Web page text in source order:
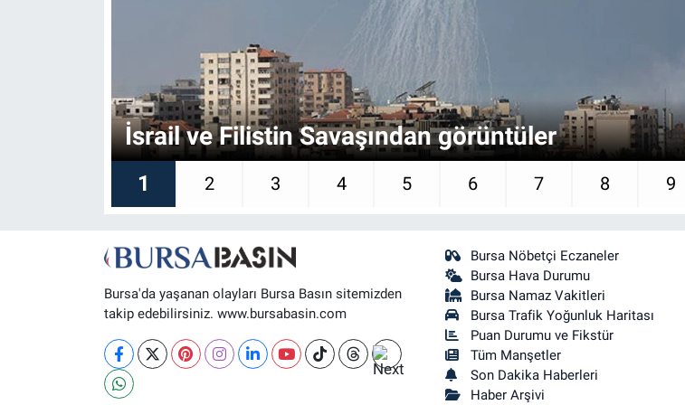
İsrail ve Filistin Savaşından görüntüler
1 2 3 4 5 6 7 8 9
Bursa'da yaşanan olayları Bursa Basın sitemizden
takip edebilirsiniz. www.bursabasin.com
Bursa Nöbetçi Eczaneler
Bursa Hava Durumu
Bursa Namaz Vakitleri
Bursa Trafik Yoğunluk Haritası
Puan Durumu ve Fikstür
Tüm Manşetler
Son Dakika Haberleri
Haber Arşivi
Ekonomi
Magazin